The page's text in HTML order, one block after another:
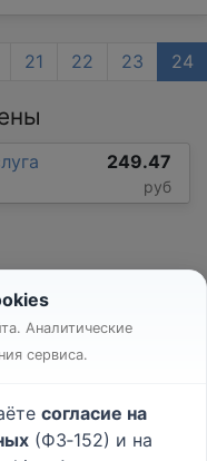
21 22 23 24
249.47
руб
Аналитические
сервиса.
согласие на
(ФЗ‑152) и на